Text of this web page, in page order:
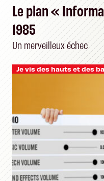
Le plan «
1985
Un merveilleux échec
Je vis des hauts et des